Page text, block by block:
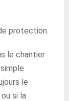
protection.
le chantier
le
si la